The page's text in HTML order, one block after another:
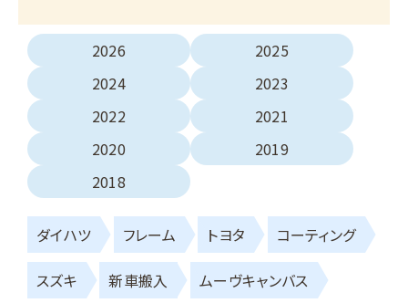
2026
2025
2024
2023
2022
2021
2020
2019
2018
ダイハツ フレーム トヨタ コーティング
スズキ 新車搬入 ムーヴキャンバス